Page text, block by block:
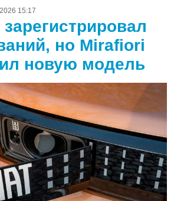
15:17
но Mirafiori
новую модель